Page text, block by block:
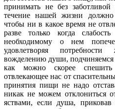
принимать не без
течение нашей жизни должно
чтобы ни в какое время не
разве только когда
необходимому о нем
удовлетворяя
вожделению души,
как можно скорее
отвлекающее нас от
принятия пищи не надо
никак не можем отклониться
яствами, если душа,